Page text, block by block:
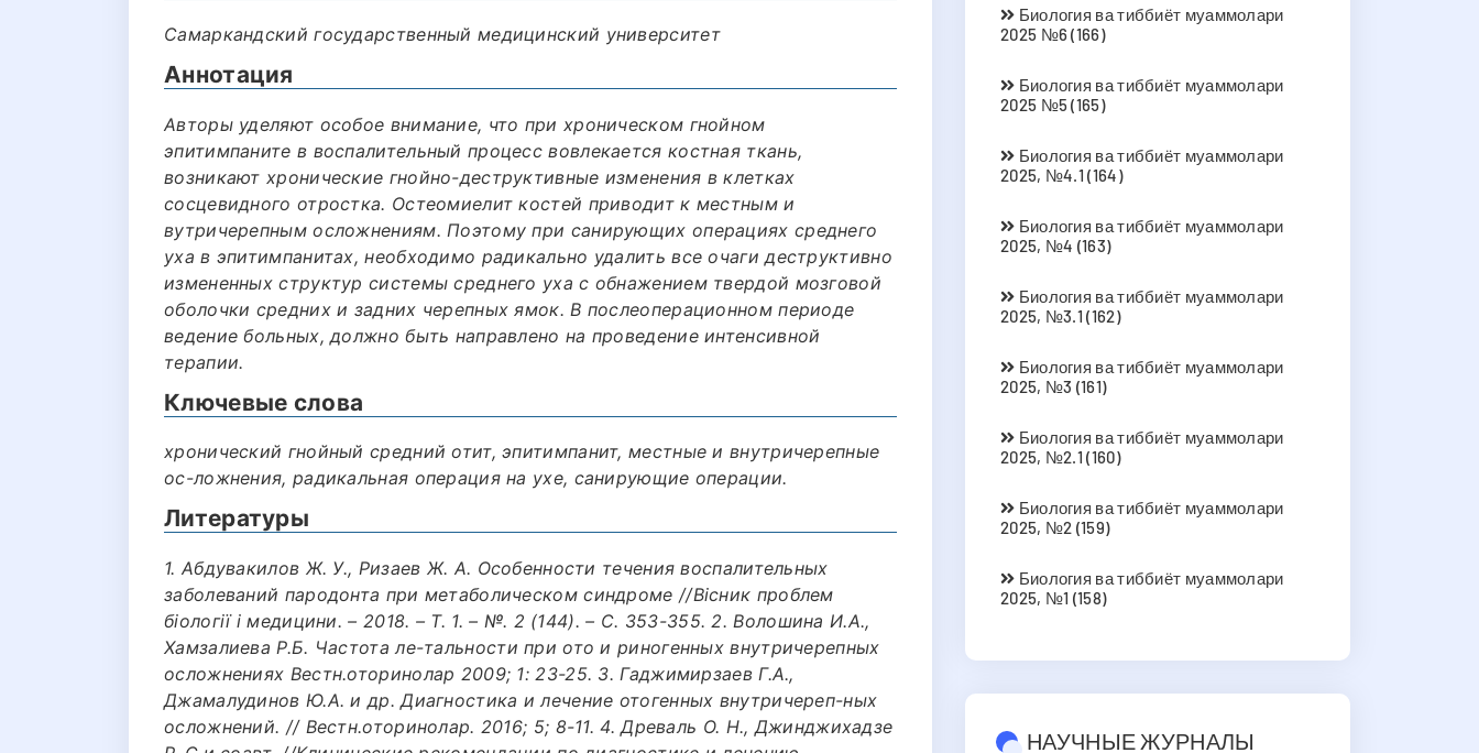
Самаркандский государственный медицинский университет
Аннотация
Авторы уделяют особое внимание, что при хроническом гнойном
эпитимпаните в воспалительный процесс вовлекается костная ткань,
возникают хронические гнойно-деструктивные изменения в клетках
сосцевидного отростка. Остеомиелит костей приводит к местным и
вутричерепным осложнениям. Поэтому при санирующих операциях среднего
уха в эпитимпанитах, необходимо радикально удалить все очаги деструктивно
измененных структур системы среднего уха с обнажением твердой мозговой
оболочки средних и задних черепных ямок. В послеоперационном периоде
ведение больных, должно быть направлено на проведение интенсивной
терапии.
Ключевые слова
хронический гнойный средний отит, эпитимпанит, местные и внутричерепные
ос-ложнения, радикальная операция на ухе, санирующие операции.
Литературы
1. Абдувакилов Ж. У., Ризаев Ж. А. Особенности течения воспалительных
заболеваний пародонта при метаболическом синдроме //Вісник проблем
біології і медицини. – 2018. – Т. 1. – №. 2 (144). – С. 353-355. 2. Волошина И.А.,
Хамзалиева Р.Б. Частота ле-тальности при ото и риногенных внутричерепных
осложнениях Вестн.оторинолар 2009; 1: 23-25. 3. Гаджимирзаев Г.А.,
Джамалудинов Ю.А. и др. Диагностика и лечение отогенных внутричереп-ных
осложнений. // Вестн.оторинолар. 2016; 5; 8-11. 4. Древаль О. Н., Джинджихадзе
Биология ва тиббиёт муаммолари
2025 №6 (166)
Биология ва тиббиёт муаммолари
2025 №5 (165)
Биология ва тиббиёт муаммолари
2025, №4.1 (164)
Биология ва тиббиёт муаммолари
2025, №4 (163)
Биология ва тиббиёт муаммолари
2025, №3.1 (162)
Биология ва тиббиёт муаммолари
2025, №3 (161)
Биология ва тиббиёт муаммолари
2025, №2.1 (160)
Биология ва тиббиёт муаммолари
2025, №2 (159)
Биология ва тиббиёт муаммолари
2025, №1 (158)
НАУЧНЫЕ ЖУРНАЛЫ